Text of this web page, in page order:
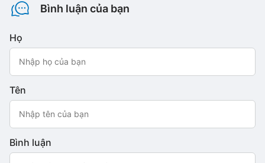
Bình luận của bạn
Họ
Tên
Bình luận